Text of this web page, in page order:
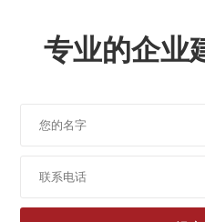
专业的企业